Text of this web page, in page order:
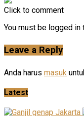
Click to comment
You must be logged
Leave a Reply
Anda harus masuk
Latest